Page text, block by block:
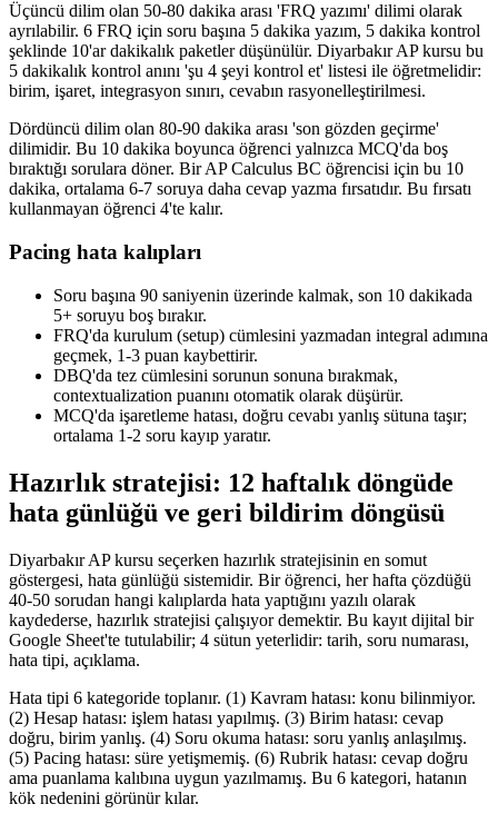
Üçüncü dilim olan 50-80 dakika arası 'FRQ yazımı' dilimi olarak
ayrılabilir. 6 FRQ için soru başına 5 dakika yazım, 5 dakika kontrol
şeklinde 10'ar dakikalık paketler düşünülür. Diyarbakır AP kursu bu
5 dakikalık kontrol anını 'şu 4 şeyi kontrol et' listesi ile öğretmelidir:
birim, işaret, integrasyon sınırı, cevabın rasyonelleştirilmesi.
Dördüncü dilim olan 80-90 dakika arası 'son gözden geçirme'
dilimidir. Bu 10 dakika boyunca öğrenci yalnızca MCQ'da boş
bıraktığı sorulara döner. Bir AP Calculus BC öğrencisi için bu 10
dakika, ortalama 6-7 soruya daha cevap yazma fırsatıdır. Bu fırsatı
kullanmayan öğrenci 4'te kalır.
Pacing hata kalıpları
Soru başına 90 saniyenin üzerinde kalmak, son 10 dakikada
5+ soruyu boş bırakır.
FRQ'da kurulum (setup) cümlesini yazmadan integral adımına
geçmek, 1-3 puan kaybettirir.
DBQ'da tez cümlesini sorunun sonuna bırakmak,
contextualization puanını otomatik olarak düşürür.
MCQ'da işaretleme hatası, doğru cevabı yanlış sütuna taşır;
ortalama 1-2 soru kayıp yaratır.
Hazırlık stratejisi: 12 haftalık döngüde
hata günlüğü ve geri bildirim döngüsü
Diyarbakır AP kursu seçerken hazırlık stratejisinin en somut
göstergesi, hata günlüğü sistemidir. Bir öğrenci, her hafta çözdüğü
40-50 sorudan hangi kalıplarda hata yaptığını yazılı olarak
kaydederse, hazırlık stratejisi çalışıyor demektir. Bu kayıt dijital bir
Google Sheet'te tutulabilir; 4 sütun yeterlidir: tarih, soru numarası,
hata tipi, açıklama.
Hata tipi 6 kategoride toplanır. (1) Kavram hatası: konu bilinmiyor.
(2) Hesap hatası: işlem hatası yapılmış. (3) Birim hatası: cevap
doğru, birim yanlış. (4) Soru okuma hatası: soru yanlış anlaşılmış.
(5) Pacing hatası: süre yetişmemiş. (6) Rubrik hatası: cevap doğru
ama puanlama kalıbına uygun yazılmamış. Bu 6 kategori, hatanın
kök nedenini görünür kılar.